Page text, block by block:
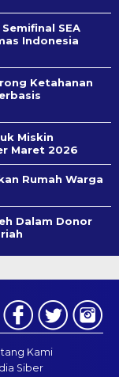
SEA
Indonesia
Ketahanan
Miskin
Maret 2026
Rumah Warga
Dalam Donor
Kami
Siber